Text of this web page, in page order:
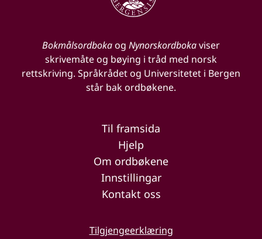
Bokmålsordbokaog Nynorskordbokaviser
skrivemåte og bøying i tråd med norsk
rettskriving. Språkrådet og Universitetet i Bergen
står bak ordbøkene.
Til framsida
Hjelp
Om ordbøkene
Innstillingar
Kontakt oss
Tilgjengeerklæring